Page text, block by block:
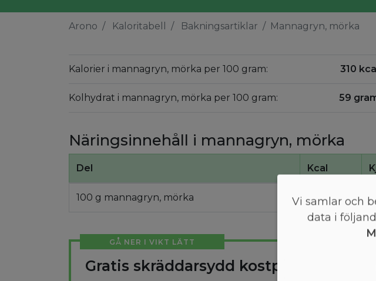
Arono Kaloritabell Bakningsartiklar Mannagryn, mörka
Kalorier i mannagryn, mörka per 100 gram: 310
Kolhydrat i mannagryn, mörka per 100 gram: 59
Näringsinnehåll i mannagryn, mörka
Del Kcal
100 g mannagryn, mörka 310
GÅ NER I VIKT LÄTT
Gratis skräddarsydd kostplan
Vi samlar och
data i